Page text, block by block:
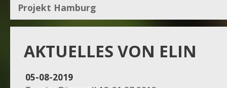
Projekt Hamburg
Projekt Dassel
16-11-2023
Projekt Egestorf
AKTUELLES VON ELIN
05-08-2019